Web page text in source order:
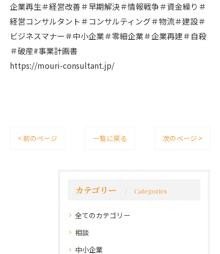
企業再生＃経営改善＃早期解決＃情報戦争＃資金繰り＃
経営コンサルタント＃コンサルティング＃物流＃建設＃
ビジネスマナー＃中小企業＃零細企業＃企業再建＃自殺
＃破産#事業計画書
https://mouri-consultant.jp/
< 前のページ 一覧に戻る 次のページ >
カテゴリー Categories
全てのカテゴリー
相談
中小企業